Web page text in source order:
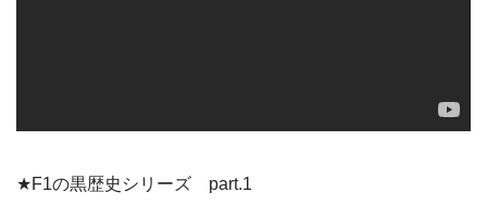
★F1の黒歴史シリーズ part.1